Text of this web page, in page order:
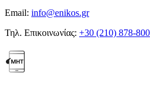
Email: info@enikos.gr
Τηλ. Επικοινωνίας: +30 (210) 878-